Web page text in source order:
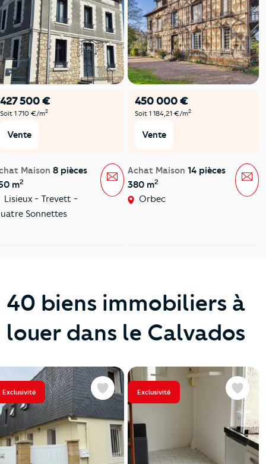
427 500 €
Soit 1 710 €/m2
Vente
Maison 8 pièces
m2
Lisieux - Trevett -
Sonnettes
Message
450 000 €
Soit 1 184,21 €/m2
Vente
Achat Maison 14 pièces
380 m2
Orbec
40 biens immobiliers à
louer dans le Calvados
Exclusivité Favoris Exclusivité Favoris